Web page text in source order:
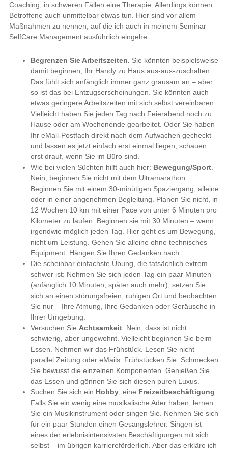
Coaching, in schweren Fällen eine Therapie. Allerdings können
Betroffene auch unmittelbar etwas tun. Hier sind vor allem
Maßnahmen zu nennen, auf die ich auch in meinem Seminar
SelfCare Management ausführlich eingehe:
Begrenzen Sie Arbeitszeiten. Sie könnten beispielsweise
damit beginnen, Ihr Handy zu Haus aus-aus-zuschalten.
Das fühlt sich anfänglich immer ganz grausam an – aber
so ist das bei Entzugserscheinungen. Sie könnten auch
etwas geringere Arbeitszeiten mit sich selbst vereinbaren.
Vielleicht haben Sie jeden Tag nach Feierabend noch zu
Hause oder am Wochenende gearbeitet. Oder Sie haben
Ihr eMail-Postfach direkt nach dem Aufwachen gecheckt
und lassen es jetzt einfach erst einmal liegen, schauen
erst drauf, wenn Sie im Büro sind.
Wie bei vielen Süchten hilft auch hier: Bewegung/Sport.
Nein, beginnen Sie nicht mit dem Ultramarathon.
Beginnen Sie mit einem 30-minütigen Spaziergang, alleine
oder in einer angenehmen Begleitung. Planen Sie nicht, in
12 Wochen 10 km mit einer Pace von unter 6 Minuten pro
Kilometer zu laufen. Beginnen sie mit 30 Minuten – wenn
irgendwie möglich jeden Tag. Hier geht es um Bewegung,
nicht um Leistung. Gehen Sie alleine ohne technisches
Equipment. Hängen Sie Ihren Gedanken nach.
Die scheinbar einfachste Übung, die tatsächlich extrem
schwer ist: Nehmen Sie sich jeden Tag ein paar Minuten
(anfänglich 10 Minuten, später auch mehr), setzen Sie
sich an einen störungsfreien, ruhigen Ort und beobachten
Sie nur – Ihre Atmung, Ihre Gedanken oder Geräusche in
Ihrer Umgebung.
Versuchen Sie Achtsamkeit. Nein, dass ist nicht
schwierig, aber ungewohnt. Vielleicht beginnen Sie beim
Essen. Nehmen wir das Frühstück. Lesen Sie nicht
parallel Zeitung oder eMails. Frühstücken Sie. Schmecken
Sie bewusst die einzelnen Komponenten. Genießen Sie
das Essen und gönnen Sie sich diesen puren Luxus.
Suchen Sie sich ein Hobby, eine Freizeitbeschäftigung
Falls Sie ein wenig eine musikalische Ader haben, lernen
Sie ein Musikinstrument oder singen Sie. Nehmen Sie sich
für ein paar Stunden einen Gesangslehrer. Singen ist
eines der erlebnisintensivsten Beschäftigungen mit sich
selbst – im übrigen karriereförderlich. Aber das erkläre ich